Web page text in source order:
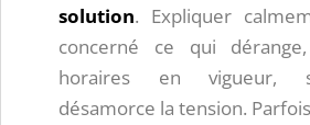
solution. Expliquer
concerné ce qui
horaires en vigueur,
désamorce la tension.